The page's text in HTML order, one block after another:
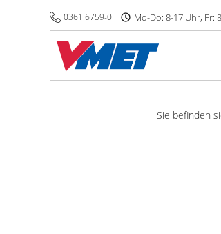
0361 6759-0 Mo-Do: 8-17 Uhr, Fr:
Sie befinden